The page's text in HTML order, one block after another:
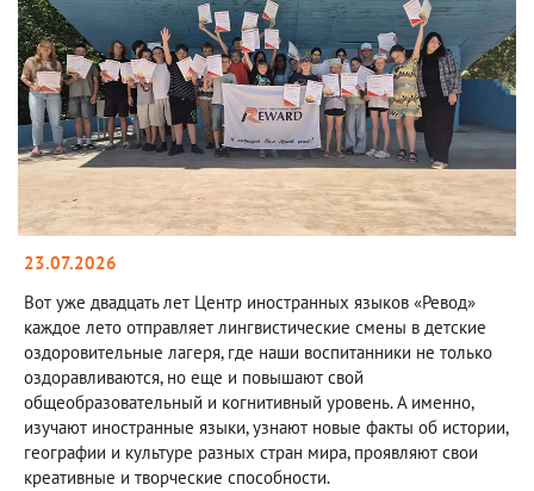
23.07.2026
Вот уже двадцать лет Центр иностранных языков «Ревод»
каждое лето отправляет лингвистические смены в детские
оздоровительные лагеря, где наши воспитанники не только
оздоравливаются, но еще и повышают свой
общеобразовательный и когнитивный уровень. А именно,
изучают иностранные языки, узнают новые факты об истории,
географии и культуре разных стран мира, проявляют свои
креативные и творческие способности.